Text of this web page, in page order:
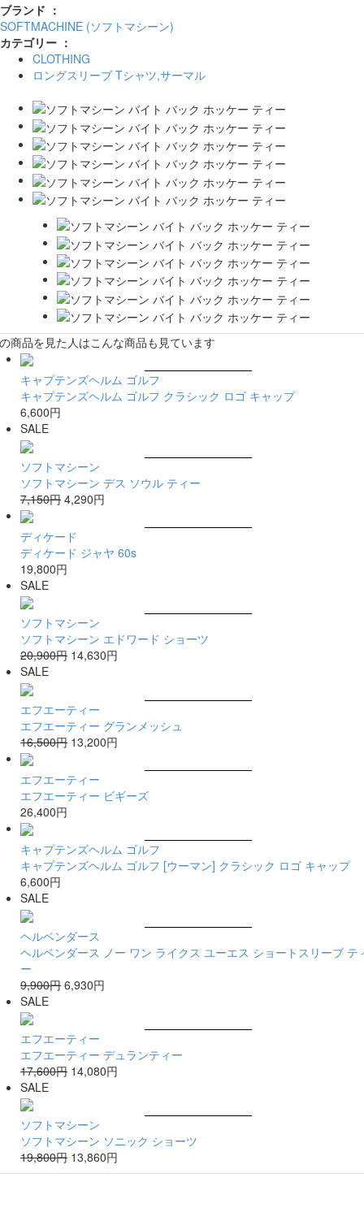
ブランド ：
SOFTMACHINE (ソフトマシーン)
カテゴリー ：
CLOTHING
ロングスリーブ Tシャツ,サーマル
商品を見た人はこんな商品も見ています
キャプテンズヘルム ゴルフ
キャプテンズヘルム ゴルフ クラシック ロゴ キャップ
6,600円
SALE
ソフトマシーン
ソフトマシーン デス ソウル ティー
7,150円 4,290円
ディケード
ディケード ジャヤ 60s
19,800円
SALE
ソフトマシーン
ソフトマシーン エドワード ショーツ
20,900円 14,630円
SALE
エフエーティー
エフエーティー グランメッシュ
16,500円 13,200円
エフエーティー
エフエーティー ビギーズ
26,400円
キャプテンズヘルム ゴルフ
キャプテンズヘルム ゴルフ [ウーマン] クラシック ロゴ キャップ
6,600円
SALE
ヘルベンダース
ヘルベンダース ノー ワン ライクス ユーエス ショートスリーブ テ
ー
9,900円 6,930円
SALE
エフエーティー
エフエーティー デュランティー
17,600円 14,080円
SALE
ソフトマシーン
ソフトマシーン ソニック ショーツ
19,800円 13,860円